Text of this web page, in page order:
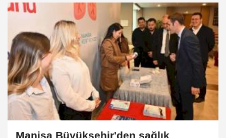
Manisa Büyükşehir'den sağlık